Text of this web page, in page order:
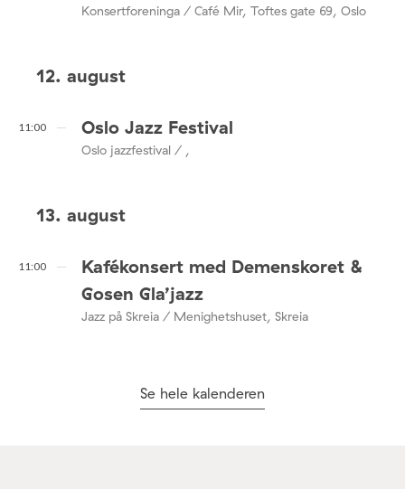
Konsertforeninga / Café Mir, Toftes gate 69, Oslo
12. august
11:00 Oslo Jazz Festival
Oslo jazzfestival / ,
13. august
11:00
Kafékonsert med Demenskoret &
Gosen Gla’jazz
Jazz på Skreia / Menighetshuset, Skreia
Se hele kalenderen